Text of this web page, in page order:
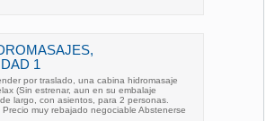
1
por traslado, una cabina hidromasaje
(Sin estrenar, aun en su embalaje
largo, con asientos, para 2 personas.
muy rebajado negociable Abstenerse